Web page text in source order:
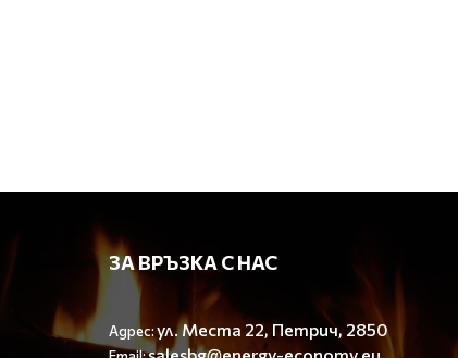
ЗА ВРЪЗКА С НАС
Адрес:ул. Места 22, Петрич, 2850